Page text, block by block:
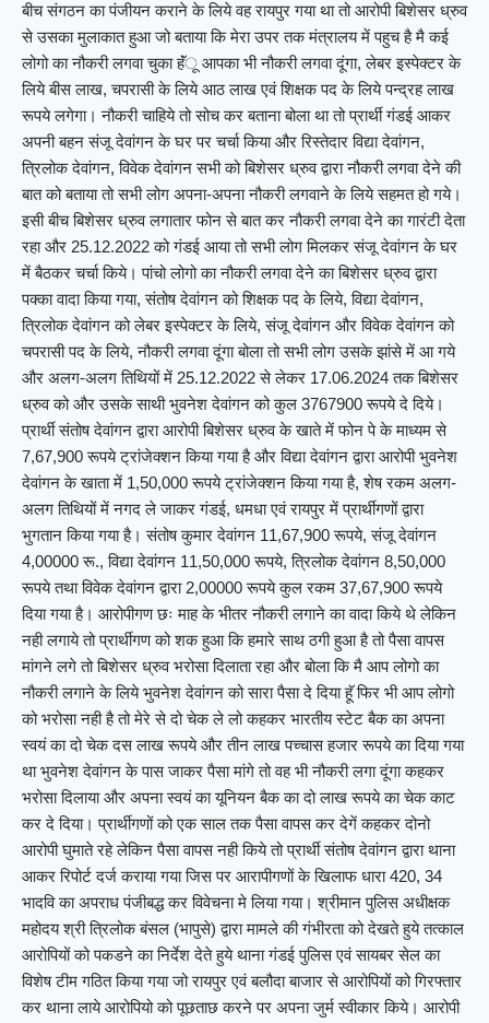
बीच संगठन का पंजीयन कराने के लिये वह रायपुर गया था तो आरोपी बिशेसर ध्रुव
से उसका मुलाकात हुआ जो बताया कि मेरा उपर तक मंत्रालय में पहुच है मै कई
लोगो का नौकरी लगवा चुका हॅंू आपका भी नौकरी लगवा दूंगा, लेबर इस्पेक्टर के
लिये बीस लाख, चपरासी के लिये आठ लाख एवं शिक्षक पद के लिये पन्द्रह लाख
रूपये लगेगा। नौकरी चाहिये तो सोच कर बताना बोला था तो प्रार्थी गंडई आकर
अपनी बहन संजू देवांगन के घर पर चर्चा किया और रिस्तेदार विद्या देवांगन,
त्रिलोक देवांगन, विवेक देवांगन सभी को बिशेसर ध्रुव द्वारा नौकरी लगवा देने की
बात को बताया तो सभी लोग अपना-अपना नौकरी लगवाने के लिये सहमत हो गये।
इसी बीच बिशेसर ध्रुव लगातार फोन से बात कर नौकरी लगवा देने का गारंटी देता
रहा और 25.12.2022 को गंडई आया तो सभी लोग मिलकर संजू देवांगन के घर
में बैठकर चर्चा किये। पांचो लोगो का नौकरी लगवा देने का बिशेसर ध्रुव द्वारा
पक्का वादा किया गया, संतोष देवांगन को शिक्षक पद के लिये, विद्या देवांगन,
त्रिलोक देवांगन को लेबर इस्पेक्टर के लिये, संजू देवांगन और विवेक देवांगन को
चपरासी पद के लिये, नौकरी लगवा दूंगा बोला तो सभी लोग उसके झांसे में आ गये
और अलग-अलग तिथियों में 25.12.2022 से लेकर 17.06.2024 तक बिशेसर
ध्रुव को और उसके साथी भुवनेश देवांगन को कुल 3767900 रूपये दे दिये।
प्रार्थी संतोष देवांगन द्वारा आरोपी बिशेसर ध्रुव के खाते में फोन पे के माध्यम से
7,67,900 रूपये ट्रांजेक्शन किया गया है और विद्या देवांगन द्वारा आरोपी भुवनेश
देवांगन के खाता में 1,50,000 रूपये ट्रांजेक्शन किया गया है, शेष रकम अलग-
अलग तिथियों में नगद ले जाकर गंडई, धमधा एवं रायपुर में प्रार्थीगणों द्वारा
भुगतान किया गया है। संतोष कुमार देवांगन 11,67,900 रूपये, संजू देवांगन
4,00000 रू., विद्या देवांगन 11,50,000 रूपये, त्रिलोक देवांगन 8,50,000
रूपये तथा विवेक देवांगन द्वारा 2,00000 रूपये कुल रकम 37,67,900 रूपये
दिया गया है। आरोपीगण छः माह के भीतर नौकरी लगाने का वादा किये थे लेकिन
नही लगाये तो प्रार्थीगण को शक हुआ कि हमारे साथ ठगी हुआ है तो पैसा वापस
मांगने लगे तो बिशेसर ध्रुव भरोसा दिलाता रहा और बोला कि मै आप लोगो का
नौकरी लगाने के लिये भुवनेश देवांगन को सारा पैसा दे दिया हूॅ फिर भी आप लोगो
को भरोसा नही है तो मेरे से दो चेक ले लो कहकर भारतीय स्टेट बैक का अपना
स्वयं का दो चेक दस लाख रूपये और तीन लाख पच्चास हजार रूपये का दिया गया
था भुवनेश देवांगन के पास जाकर पैसा मांगे तो वह भी नौकरी लगा दूंगा कहकर
भरोसा दिलाया और अपना स्वयं का यूनियन बैक का दो लाख रूपये का चेक काट
कर दे दिया। प्रार्थीगणों को एक साल तक पैसा वापस कर देगें कहकर दोनो
आरोपी घुमाते रहे लेकिन पैसा वापस नही किये तो प्रार्थी संतोष देवांगन द्वारा थाना
आकर रिपोर्ट दर्ज कराया गया जिस पर आरापीगणों के खिलाफ धारा 420, 34
भादवि का अपराध पंजीबद्ध कर विवेचना मे लिया गया। श्रीमान पुलिस अधीक्षक
महोदय श्री त्रिलोक बंसल (भापुसे) द्वारा मामले की गंभीरता को देखते हुये तत्काल
आरोपियों को पकडने का निर्देश देते हुये थाना गंडई पुलिस एवं सायबर सेल का
विशेष टीम गठित किया गया जो रायपुर एवं बलौदा बाजार से आरोपियों को गिरफ्तार
कर थाना लाये आरोपियो को पूछताछ करने पर अपना जुर्म स्वीकार किये। आरोपी